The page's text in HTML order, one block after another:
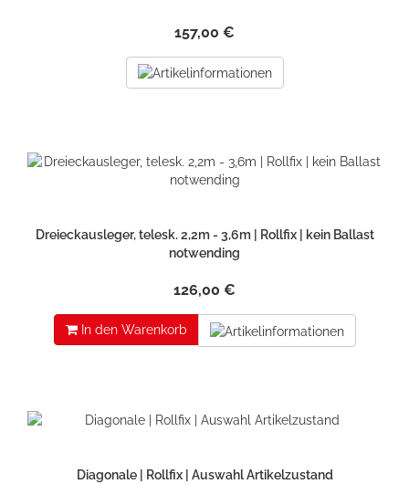
157,00 €
Dreieckausleger, telesk. 2,2m - 3,6m | Rollfix | kein Ballast
notwending
126,00 €
In den Warenkorb
Diagonale | Rollfix | Auswahl Artikelzustand